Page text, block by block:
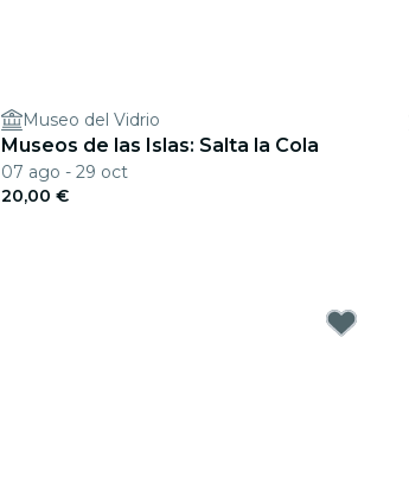
Museo del Vidrio
Museos de las Islas: Salta la Cola
07 ago - 29 oct
20,00 €